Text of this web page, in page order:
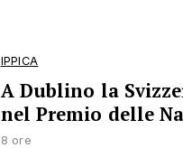
IPPICA
A Dublino la
nel Premio delle
8 ore